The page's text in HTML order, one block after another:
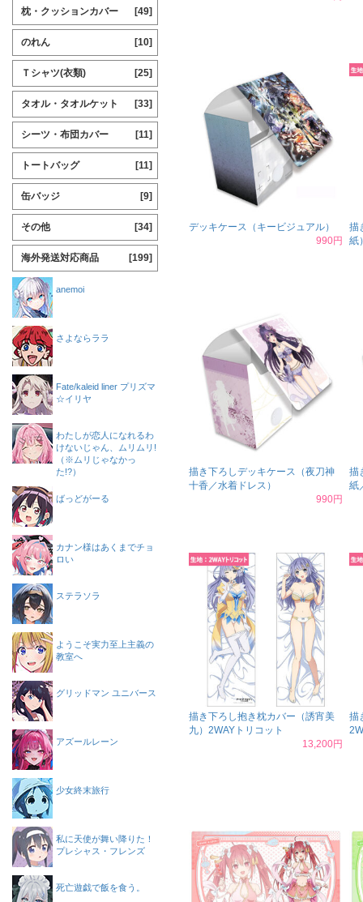
デッキケース（キービジュアル）
990円
描
紙
描き下ろしデッキケース（夜刀神
十香／水着ドレス）
990円
描
紙
描き下ろし抱き枕カバー（誘宵美
九）2WAYトリコット
13,200円
描
枕・クッションカバー [49]
のれん [10]
Ｔシャツ(衣類) [25]
タオル・タオルケット [33]
シーツ・布団カバー [11]
トートバッグ [11]
缶バッジ [9]
その他 [34]
海外発送対応商品 [199]
anemoi
さよならララ
Fate/kaleid liner プリズマ
☆イリヤ
わたしが恋人になれるわ
けないじゃん、ムリムリ!
（※ムリじゃなかっ
た!?）
ばっどがーる
カナン様はあくまでチョ
ロい
ステラソラ
ようこそ実力至上主義の
教室へ
グリッドマン ユニバース
アズールレーン
少女終末旅行
私に天使が舞い降りた！
プレシャス・フレンズ
死亡遊戯で飯を食う。